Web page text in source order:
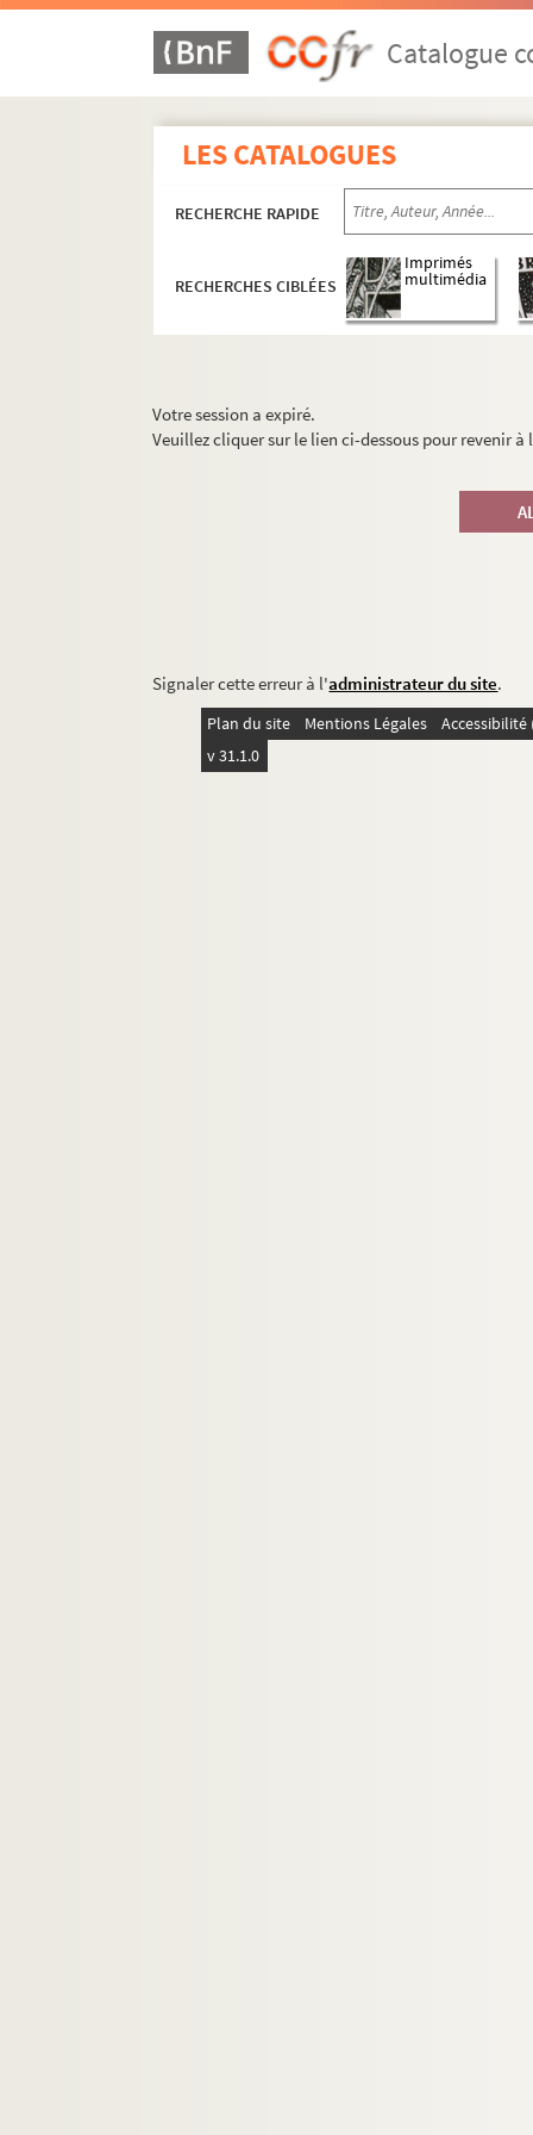
Catalogue
LES CATALOGUES
RECHERCHE RAPIDE
RECHERCHES CIBLÉES
Imprimés
multimédia
Votre session a expiré.
Veuillez cliquer sur le lien ci-dessous pour revenir
Signaler cette erreur à l'administrateur du site.
Plan du site Mentions Légales
v 31.1.0